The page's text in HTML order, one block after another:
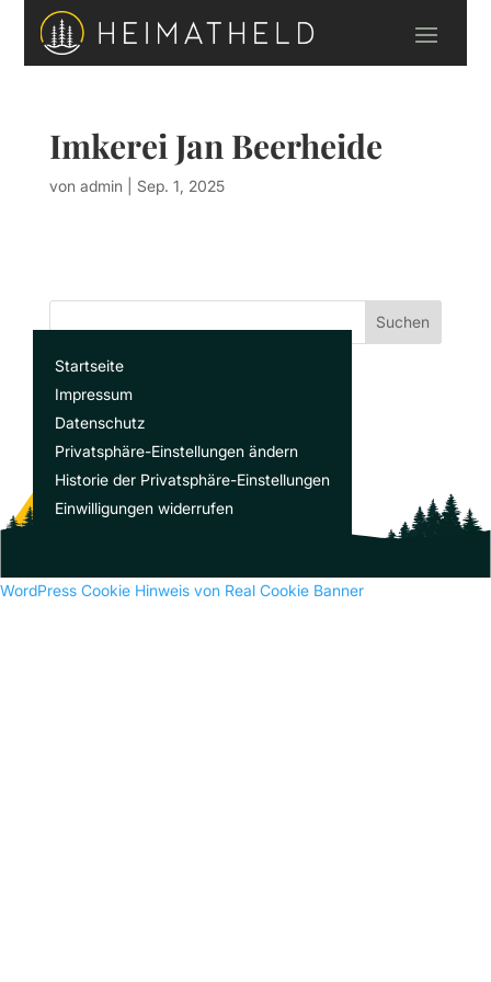
Imkerei Jan Beerheide
von admin Sep. 1, 2025
Suchen
Recent Posts
Recent Comments
Es sind keine Kommentare vorhanden.
Startseite
Impressum
Datenschutz
Privatsphäre-Einstellungen ändern
Historie der Privatsphäre-Einstellungen
Einwilligungen widerrufen
WordPress Cookie Hinweis von Real Cookie Banner